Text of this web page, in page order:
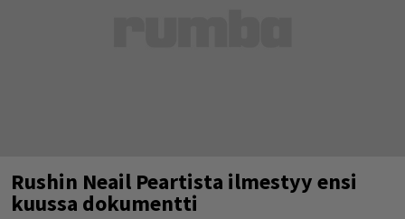
Rushin Neail Peartista ilmestyy ensi
kuussa dokumentti